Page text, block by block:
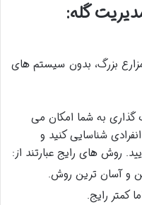
گله:
بزرگ، بدون سیستم های
گذاری به شما امکان می
شناسایی کنید و
روش های رایج عبارتند از:
و آسان ترین روش.
کمتر رایج.